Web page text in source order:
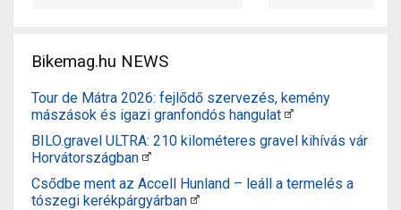
Bikemag.hu NEWS
Tour de Mátra 2026: fejlődő szervezés, kemény
mászások és igazi granfondós hangulat
BILO.gravel ULTRA: 210 kilométeres gravel kihívás vár
Horvátországban
Csődbe ment az Accell Hunland – leáll a termelés a
tószegi kerékpárgyárban